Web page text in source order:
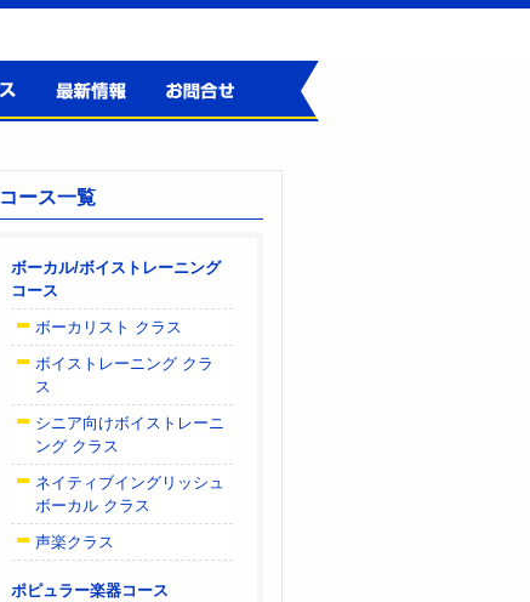
コース一覧
ボーカル/ボイストレーニング
コース
ボーカリスト クラス
ボイストレーニング クラ
ス
シニア向けボイストレーニ
ング クラス
ネイティブイングリッシュ
ボーカル クラス
声楽クラス
ポピュラー楽器コース